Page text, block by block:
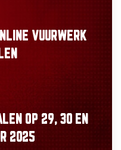
VUURWERK
OP 29, 30 EN
2025